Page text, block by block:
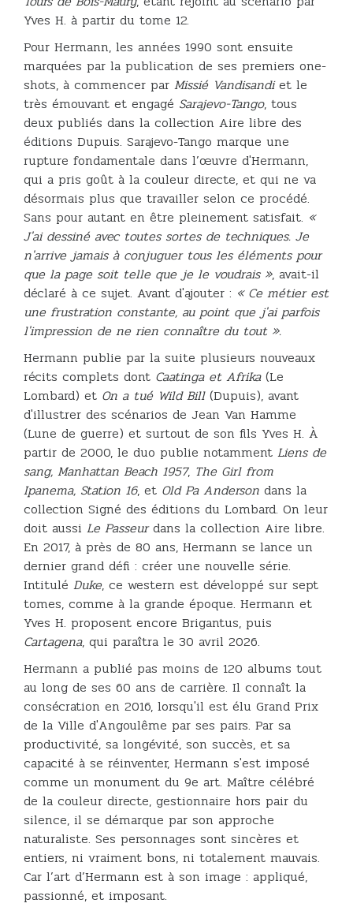
Yves H. à partir du tome 12.
Pour Hermann, les années 1990 sont ensuite
marquées par la publication de ses premiers one-
shots, à commencer par Missié Vandisandiet le
très émouvant et engagé Sarajevo-Tango, tous
deux publiés dans la collection Aire libre des
éditions Dupuis. Sarajevo-Tango marque une
rupture fondamentale dans l’œuvre d'Hermann,
qui a pris goût à la couleur directe, et qui ne va
désormais plus que travailler selon ce procédé.
Sans pour autant en être pleinement satisfait. «
J'ai dessiné avec toutes sortes de techniques. Je
n'arrive jamais à conjuguer tous les éléments pour
que la page soit telle que je le voudrais », avait-il
déclaré à ce sujet. Avant d'ajouter : « Ce métier est
une frustration constante, au point que j'ai parfois
l'impression de ne rien connaître du tout ».
Hermann publie par la suite plusieurs nouveaux
récits complets dont Caatinga et Afrika(Le
Lombard) et On a tué Wild Bill(Dupuis), avant
d'illustrer des scénarios de Jean Van Hamme
(Lune de guerre) et surtout de son fils Yves H. À
partir de 2000, le duo publie notamment Liens de
sang, Manhattan Beach 1957, The Girl from
Ipanema, Station 16, et Old Pa Anderson dans la
collection Signé des éditions du Lombard. On leur
doit aussi Le Passeurdans la collection Aire libre.
En 2017, à près de 80 ans, Hermann se lance un
dernier grand défi : créer une nouvelle série.
Intitulé Duke, ce western est développé sur sept
tomes, comme à la grande époque. Hermann et
Yves H. proposent encore Brigantus, puis
Cartagena, qui paraîtra le 30 avril 2026.
Hermann a publié pas moins de 120 albums tout
au long de ses 60 ans de carrière. Il connaît la
consécration en 2016, lorsqu'il est élu Grand Prix
de la Ville d'Angoulême par ses pairs. Par sa
productivité, sa longévité, son succès, et sa
capacité à se réinventer, Hermann s'est imposé
comme un monument du 9e art. Maître célébré
de la couleur directe, gestionnaire hors pair du
silence, il se démarque par son approche
naturaliste. Ses personnages sont sincères et
entiers, ni vraiment bons, ni totalement mauvais.
Car l’art d’Hermann est à son image : appliqué,
passionné, et imposant.